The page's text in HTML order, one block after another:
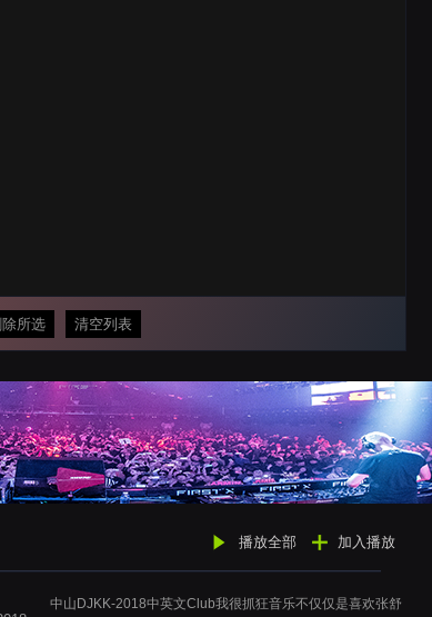
所选 清空列表
播放全部 加入播放
中山DJKK-2018中英文Club我很抓狂音乐不仅仅是喜欢张舒